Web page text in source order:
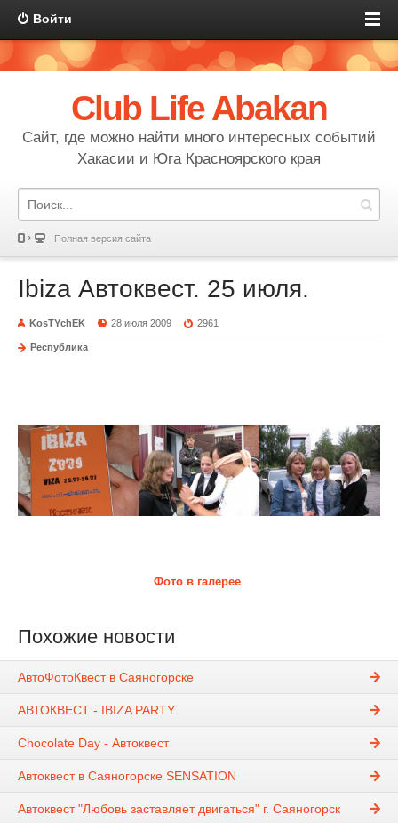
Войти
Club Life Abakan
Сайт, где можно найти много интересных событий
Хакасии и Юга Красноярского края
Полная версия сайта
Ibiza Автоквест. 25 июля.
KosTYchEK 28 июля 2009 2961
Республика
Фото в галерее
Похожие новости
АвтоФотоКвест в Саяногорске
АВТОКВЕСТ - IBIZA PARTY
Chocolate Day - Автоквест
Автоквест в Саяногорске SENSATION
Автоквест "Любовь заставляет двигаться" г. Саяногорск